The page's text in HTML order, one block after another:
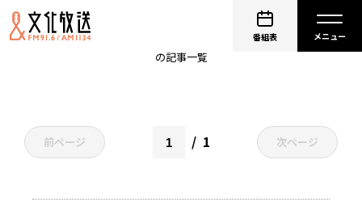
番組表
三代目 三遊亭金馬
の記事一覧
前ページ 1 次ページ